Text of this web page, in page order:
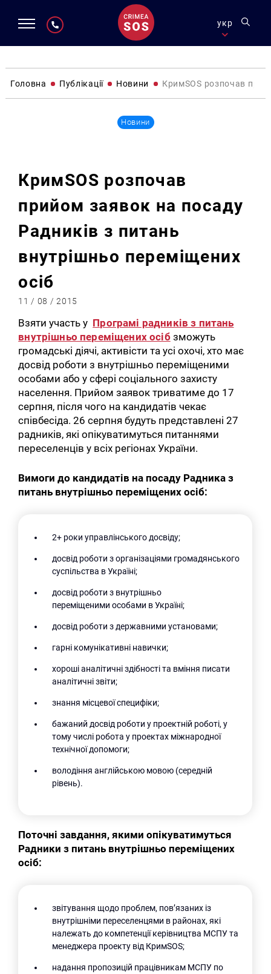
укр
Головна Публікації Новини КримSOS розпочав
Новини
КримSOS розпочав
прийом заявок на посаду
Радників з питань
внутрішньо переміщених
осіб
11 / 08 / 2015
Взяти участь у Програмі радників з питань
внутрішньо переміщених осіб зможуть
громадські діячі, активісти та усі охочі, хто має
досвід роботи з внутрішньо переміщеними
особами або у сфері соціального захисту
населення. Прийом заявок триватиме до 17
серпня, після чого на кандидатів чекає
співбесіда. 26 серпня будуть представлені 27
радників, які опікуватимуться питаннями
переселенців у всіх регіонах України.
Вимоги до кандидатів на посаду Радника з
питань внутрішньо переміщених осіб:
2+ роки управлінського досвіду;
досвід роботи з організаціями громадянського
суспільства в Україні;
досвід роботи з внутрішньо
переміщеними особами в Україні;
досвід роботи з державними установами;
гарні комунікативні навички;
хороші аналітичні здібності та вміння писати
аналітичні звіти;
знання місцевої специфіки;
бажаний досвід роботи у проектній роботі, у
тому числі робота у проектах міжнародної
технічної допомоги;
володіння англійською мовою (середній
рівень).
Поточні завдання, якими опікуватимуться
Радники з питань внутрішньо переміщених
осіб:
звітування щодо проблем, пов’язаних із
внутрішніми переселенцями в районах, які
належать до компетенції керівництва МСПУ та
менеджера проекту від КримSOS;
надання пропозицій працівникам МСПУ по